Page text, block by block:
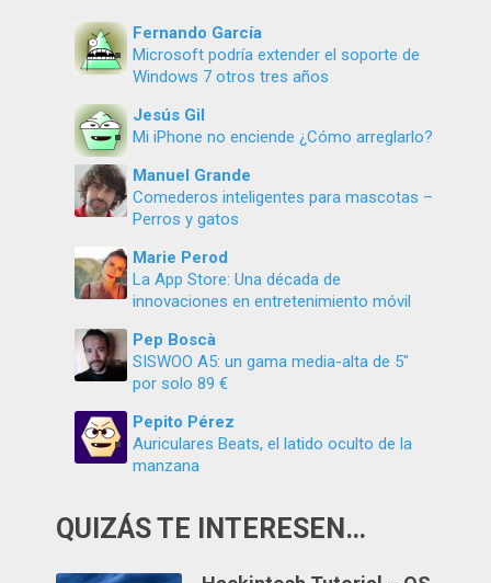
Fernando García
Microsoft podría extender el soporte de
Windows 7 otros tres años
Jesús Gil
Mi iPhone no enciende ¿Cómo arreglarlo?
Manuel Grande
Comederos inteligentes para mascotas –
Perros y gatos
Marie Perod
La App Store: Una década de
innovaciones en entretenimiento móvil
Pep Boscà
SISWOO A5: un gama media-alta de 5″
por solo 89 €
Pepito Pérez
Auriculares Beats, el latido oculto de la
manzana
QUIZÁS TE INTERESEN…